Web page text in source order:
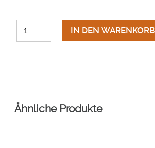
IN DEN WARENKORB
Ähnliche Produkte